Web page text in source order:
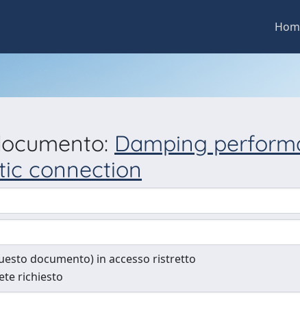
Damping
connection
documento) in accesso ristretto
richiesto